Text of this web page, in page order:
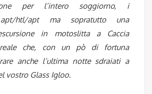
per l’intero soggiorno, i
apt/htl/apt ma sopratutto una
in motoslitta a Caccia
che, con un pò di fortuna
anche l’ultima notte sdraiati a
vostro Glass Igloo.